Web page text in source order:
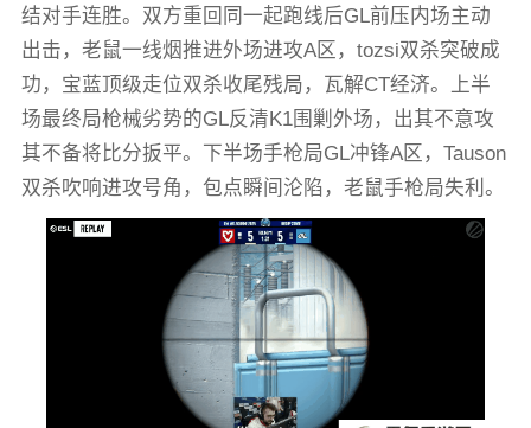
结对手连胜。双方重回同一起跑线后GL前压内场主动
出击，老鼠一线烟推进外场进攻A区，tozsi双杀突破成
功，宝蓝顶级走位双杀收尾残局，瓦解CT经济。上半
场最终局枪械劣势的GL反清K1围剿外场，出其不意攻
其不备将比分扳平。下半场手枪局GL冲锋A区，Tauson
双杀吹响进攻号角，包点瞬间沦陷，老鼠手枪局失利。